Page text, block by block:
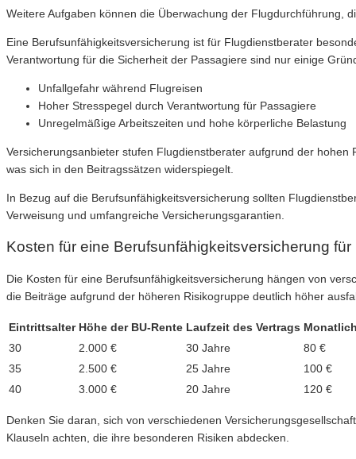
Weitere Aufgaben können die Überwachung der Flugdurchführung,
Eine Berufsunfähigkeitsversicherung ist für Flugdienstberater
Verantwortung für die Sicherheit der Passagiere sind nur einige
Unfallgefahr während Flugreisen
Hoher Stresspegel durch Verantwortung für Passagiere
Unregelmäßige Arbeitszeiten und hohe körperliche Belastung
Versicherungsanbieter stufen Flugdienstberater aufgrund der
was sich in den Beitragssätzen widerspiegelt.
In Bezug auf die Berufsunfähigkeitsversicherung sollten
Verweisung und umfangreiche Versicherungsgarantien.
Kosten für eine Berufsunfähigkeitsversicherung
Die Kosten für eine Berufsunfähigkeitsversicherung hängen von
die Beiträge aufgrund der höheren Risikogruppe deutlich höher
Eintrittsalter Höhe der BU-Rente Laufzeit des Vertrags
30
2.000 € 30 Jahre
80 €
35
2.500 € 25 Jahre
100 €
40
3.000 € 20 Jahre 120 €
Denken Sie daran, sich von verschiedenen
Klauseln achten, die ihre besonderen Risiken abdecken.